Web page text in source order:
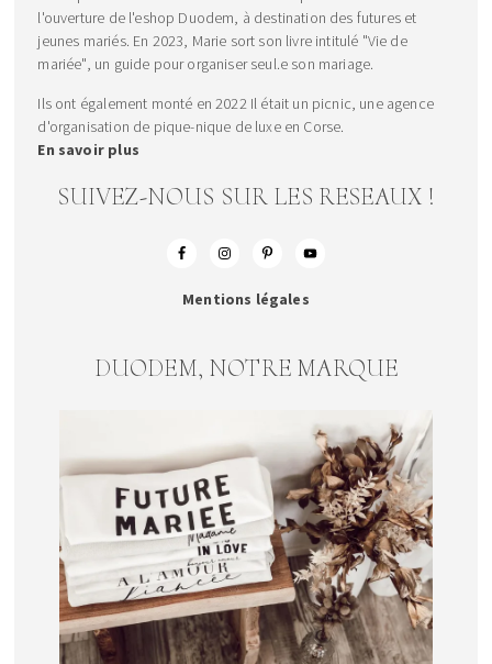
l'ouverture de l'eshop Duodem, à destination des futures et
jeunes mariés. En 2023, Marie sort son livre intitulé "Vie de
mariée", un guide pour organiser seul.e son mariage.
Ils ont également monté en 2022 Il était un picnic, une agence
d'organisation de pique-nique de luxe en Corse.
En savoir plus
SUIVEZ-NOUS SUR LES RESEAUX !
Mentions légales
DUODEM, NOTRE MARQUE